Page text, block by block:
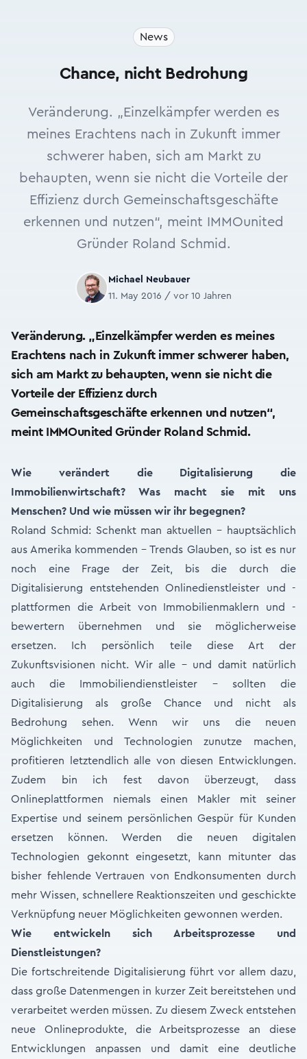
News
Chance, nicht Bedrohung
Veränderung. „Einzelkämpfer werden es
meines Erachtens nach in Zukunft immer
schwerer haben, sich am Markt zu
behaupten, wenn sie nicht die Vorteile der
Effizienz durch Gemeinschaftsgeschäfte
erkennen und nutzen“, meint IMMOunited
Gründer Roland Schmid.
Michael Neubauer
11. May 2016 / vor 10 Jahren
Veränderung. „Einzelkämpfer werden es meines
Erachtens nach in Zukunft immer schwerer haben,
sich am Markt zu behaupten, wenn sie nicht die
Vorteile der Effizienz durch
Gemeinschaftsgeschäfte erkennen und nutzen“,
meint IMMOunited Gründer Roland Schmid.
Wie verändert die Digitalisierung die
Immobilienwirtschaft? Was macht sie mit uns
Menschen? Und wie müssen wir ihr begegnen?
Roland Schmid: Schenkt man aktuellen - hauptsächlich
aus Amerika kommenden - Trends Glauben, so ist es nur
noch eine Frage der Zeit, bis die durch die
Digitalisierung entstehenden Onlinedienstleister und -
plattformen die Arbeit von Immobilienmaklern und -
bewertern übernehmen und sie möglicherweise
ersetzen. Ich persönlich teile diese Art der
Zukunftsvisionen nicht. Wir alle - und damit natürlich
auch die Immobiliendienstleister - sollten die
Digitalisierung als große Chance und nicht als
Bedrohung sehen. Wenn wir uns die neuen
Möglichkeiten und Technologien zunutze machen,
profitieren letztendlich alle von diesen Entwicklungen.
Zudem bin ich fest davon überzeugt, dass
Onlineplattformen niemals einen Makler mit seiner
Expertise und seinem persönlichen Gespür für Kunden
ersetzen können. Werden die neuen digitalen
Technologien gekonnt eingesetzt, kann mitunter das
bisher fehlende Vertrauen von Endkonsumenten durch
mehr Wissen, schnellere Reaktionszeiten und geschickte
Verknüpfung neuer Möglich­keiten gewonnen werden.
Wie entwickeln sich Arbeitsprozesse und
Dienstleistungen?
Die fortschreitende Digitalisierung führt vor allem dazu,
dass große Datenmengen in kurzer Zeit bereitstehen und
verarbeitet werden müssen. Zu diesem Zweck entstehen
neue Onlineprodukte, die Arbeitsprozesse an diese
Entwicklungen anpassen und damit eine deutliche